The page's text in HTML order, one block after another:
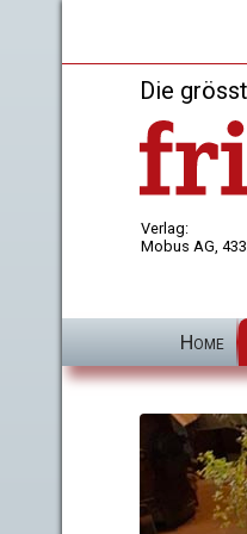
Die
Verlag:
Mobus AG,
Home